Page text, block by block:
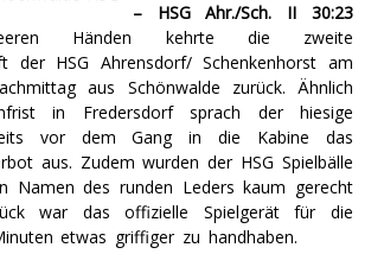
– HSG Ahr./Sch. II 30:23
Händen kehrte die zweite
der HSG Ahrensdorf/ Schenkenhorst am
aus Schönwalde zurück. Ähnlich
in Fredersdorf sprach der hiesige
vor dem Gang in die Kabine das
aus. Zudem wurden der HSG Spielbälle
Namen des runden Leders kaum gerecht
war das offizielle Spielgerät für die
etwas griffiger zu handhaben.